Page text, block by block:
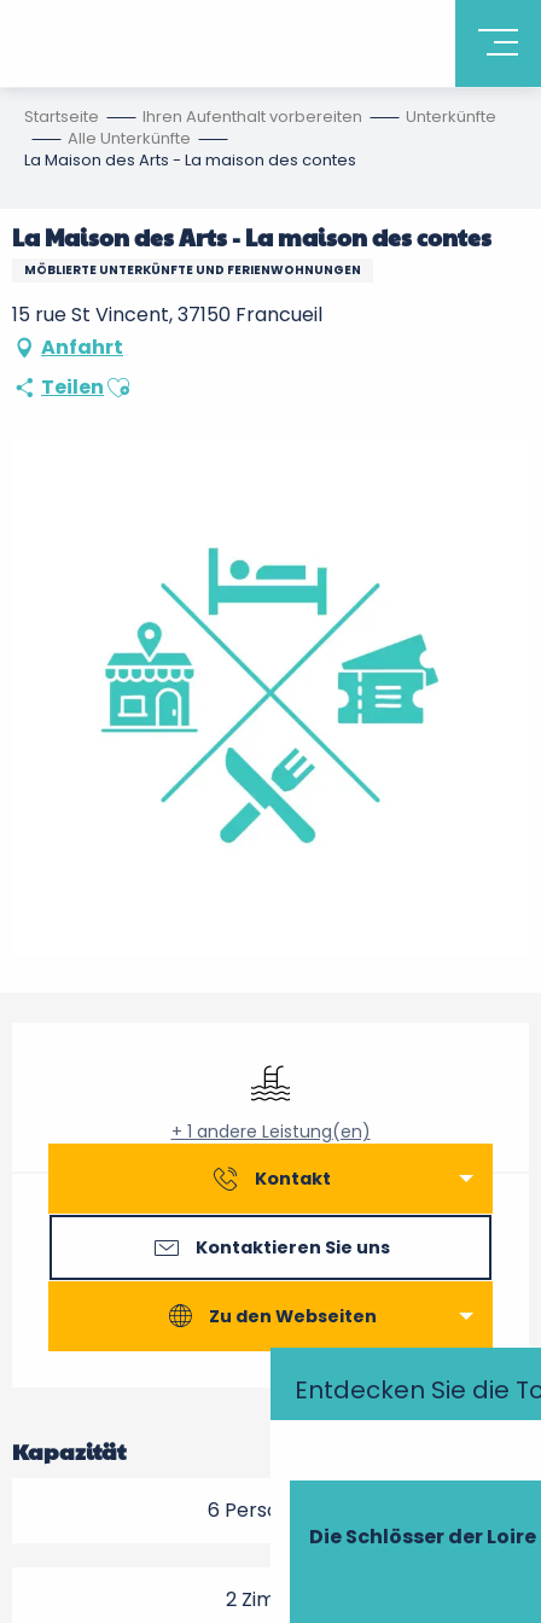
Entdecken Sie die
Die Schlösser der Loire
Startseite Ihren Aufenthalt vorbereiten
Unterkünfte
Alle Unterkünfte
La Maison des Arts - La maison des contes
La Maison des Arts - La maison des contes
MÖBLIERTE UNTERKÜNFTE UND FERIENWOHNUNGEN
15 rue St Vincent, 37150 Francueil
Anfahrt
TeilenAjouter aux favoris
Schwimmbad
+ 1 andere Leistung(en)
Kontakt
Kontaktieren Sie uns
Zu den Webseiten
Kapazität
6 Person(en)
2 Zimmer